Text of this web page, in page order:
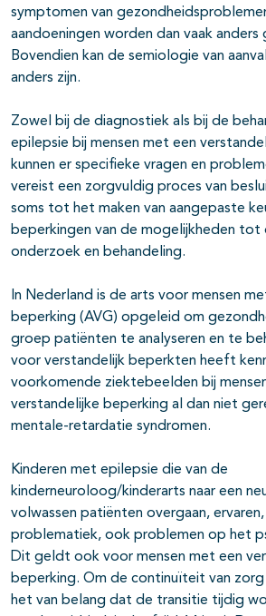
open- en dichtklappen
open- en dichtklappen
open- en dichtklappen
open- en dichtklappen
symptomen van
aandoeningen worden dan vaak
Bovendien kan de semiologie van
anders zijn.
Zowel bij de diagnostiek als bij de
epilepsie bij mensen met een
kunnen er specifieke vragen en
vereist een zorgvuldig proces van
soms tot het maken van aangepaste
beperkingen van de mogelijkheden tot
onderzoek en behandeling.
In Nederland is de arts voor mensen
beperking (AVG) opgeleid om
groep patiënten te analyseren en te
voor verstandelijk beperkten heeft
voorkomende ziektebeelden bij
verstandelijke beperking al dan niet
mentale-retardatie syndromen.
Kinderen met epilepsie die van de
kinderneuroloog/kinderarts naar een
volwassen patiënten overgaan,
problematiek, ook problemen op het
Dit geldt ook voor mensen met een
beperking. Om de continuïteit van
het van belang dat de transitie tijdig